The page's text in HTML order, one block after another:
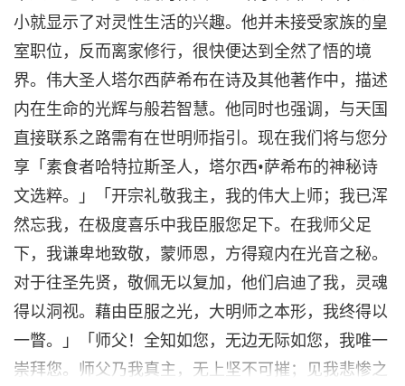
小就显示了对灵性生活的兴趣。他并未接受家族的皇
室职位，反而离家修行，很快便达到全然了悟的境
界。伟大圣人塔尔西萨希布在诗及其他著作中，描述
内在生命的光辉与般若智慧。他同时也强调，与天国
直接联系之路需有在世明师指引。现在我们将与您分
享「素食者哈特拉斯圣人，塔尔西•萨希布的神秘诗
文选粹。」「开宗礼敬我主，我的伟大上师；我已浑
然忘我，在极度喜乐中我臣服您足下。在我师父足
下，我谦卑地致敬，蒙师恩，方得窥内在光音之秘。
对于往圣先贤，敬佩无以复加，他们启迪了我，灵魂
得以洞视。藉由臣服之光，大明师之本形，我终得以
一瞥。」「师父！全知如您，无边无际如您，我唯一
崇拜您。师父乃我真主，无上坚不可摧；见我悲惨之